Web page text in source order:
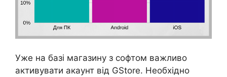
Уже на базі магазину з софтом важливо
активувати акаунт від GStore. Необхідно